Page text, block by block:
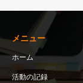
メニュー
ホーム
活動の記録